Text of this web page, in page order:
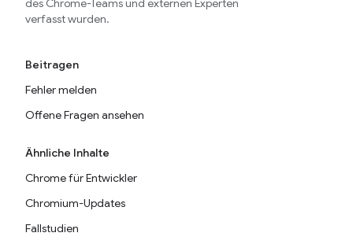
des Chrome-Teams und externen Experten
verfasst wurden.
Beitragen
Fehler melden
Offene Fragen ansehen
Ähnliche Inhalte
Chrome für Entwickler
Chromium-Updates
Fallstudien